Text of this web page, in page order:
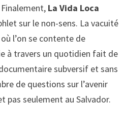
La Vida Loca
sur le non-sens. La vacuité
l’on se contente de
à travers un quotidien fait de
subversif et sans
de questions sur l’avenir
pas seulement au Salvador.